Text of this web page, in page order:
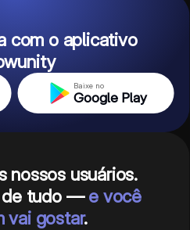
com o aplicativo
Baixe no
Google Play
nossos usuários.
de tudo —e você
vai gostar.